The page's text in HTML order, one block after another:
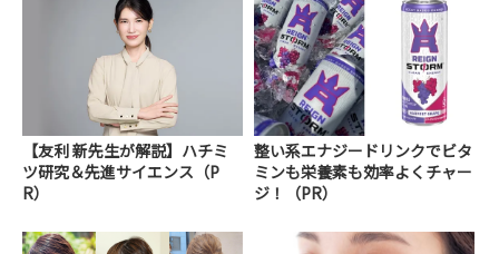
【友利 新先生が解説】ハチミ
ツ研究＆先進サイエンス（P
R）
整い系エナジードリンクでビタ
ミンも栄養素も効率よくチャー
ジ！（PR）